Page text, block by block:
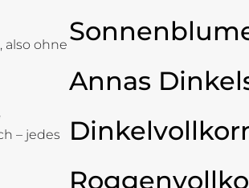
garantiert
ohne
– jedes
Annas